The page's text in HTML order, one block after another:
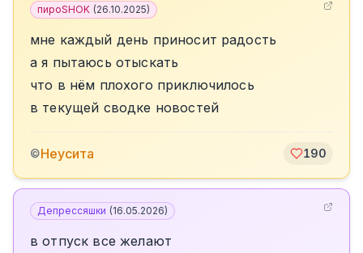
пироSHOK (26.10.2025)
мне каждый день приносит радость
а я пытаюсь отыскать
что в нём плохого приключилось
в текущей сводке новостей
©Неусита 190
Депрессяшки (16.05.2026)
в отпуск все желают